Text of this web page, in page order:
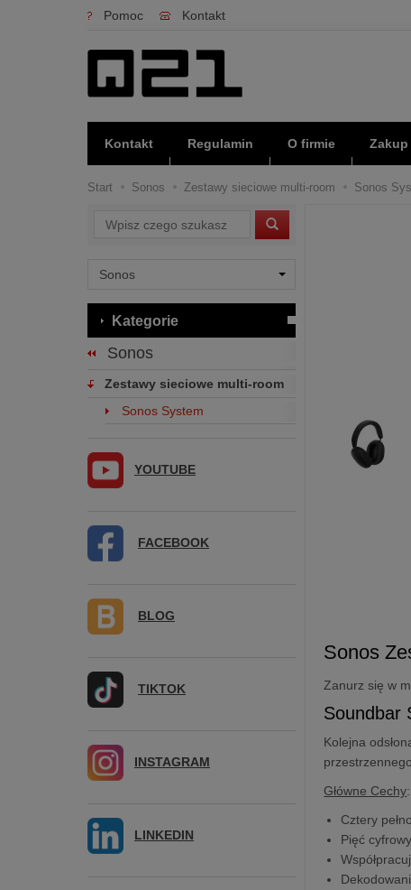
Pomoc Kontakt
Kontakt Regulamin O firmie
Start Sonos Zestawy sieciowe multi-room Sonos
Sonos
Zanurz się w
Soundbar
Kolejna
Główne Cechy:
Cztery
Pięć
Wyszukaj
Kategorie
Sonos
Zestawy sieciowe multi-room
Sonos System
YOUTUBE
FACEBOOK
BLOG
TIKTOK
INSTAGRAM
LINKEDIN